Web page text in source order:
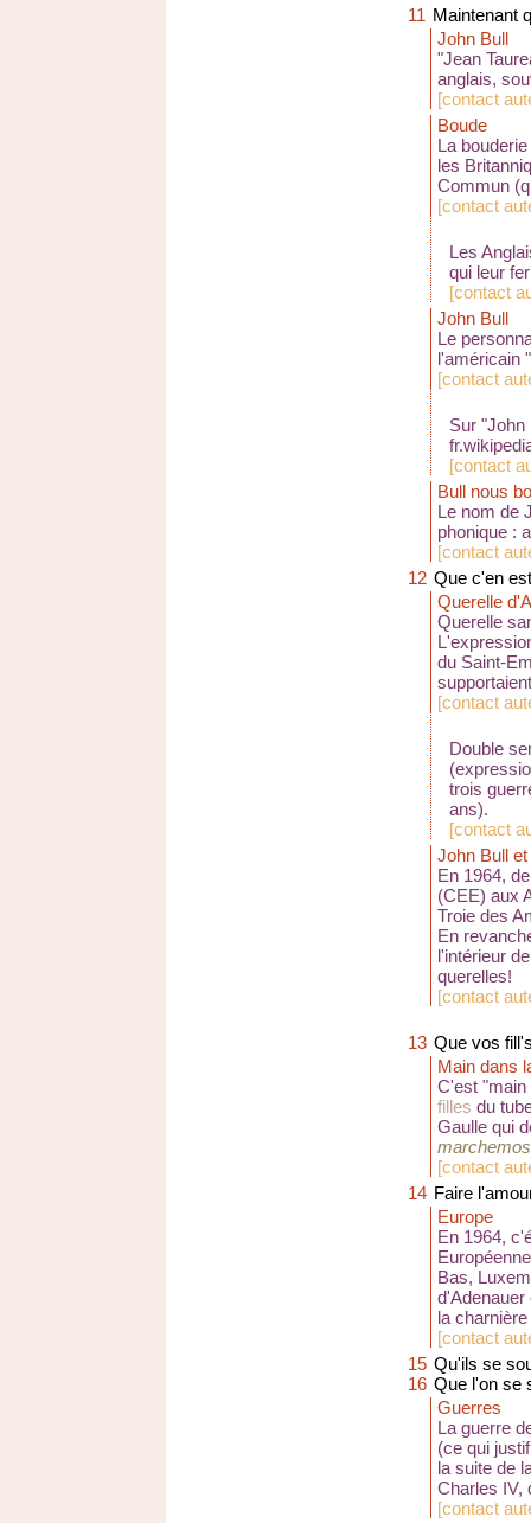
11 Maintenant
John Bull
"Jean
anglais,
[contact
Boude
La
les
Commun
[contact
Les
qui leur
[contact
John Bull
Le
l'américain
[contact
Sur "John
[contact
Bull nous
Le nom de
phonique :
[contact
12 Que c'en
Querelle
Querelle
du Saint-
[contact
Double
trois
ans).
[contact
John Bull
En 1964,
(CEE) aux
Troie des
En
l'intérieur
querelles!
[contact
13 Que vos
Main dans
C'est
filles du
Gaulle qui
[contact
14 Faire
Europe
En 1964,
Bas,
d'Adenauer
la
[contact
15 Qu'ils se
16 Que l'on se
Guerres
La guerre
(ce qui
la suite de
Charles IV,
[contact